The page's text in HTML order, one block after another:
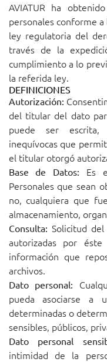
AVIATUR ha
personales conforme
ley regulatoria del
través de la
cumplimiento a lo
la referida ley.
DEFINICIONES
Autorización:
del titular del dato
puede ser escrita,
inequívocas que
el titular otorgó
Base de Datos: Es
Personales que sean
no, cualquiera que
almacenamiento,
Consulta: Solicitud
autorizadas por
información que
archivos.
Dato personal:
pueda asociarse a
determinadas o
sensibles, públicos,
Dato personal
intimidad de la